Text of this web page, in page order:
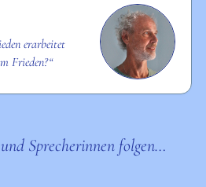
erarbeitet
Frieden?“
Sprecherinnen folgen…